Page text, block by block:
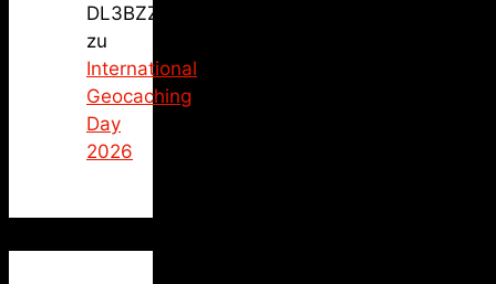
DL3BZZ
zu
International
Geocaching
Day
2026